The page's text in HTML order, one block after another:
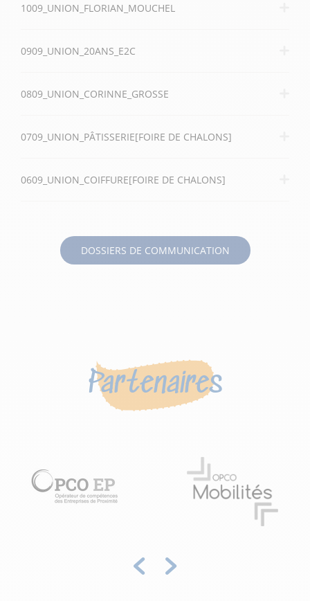
1009_UNION_FLORIAN_MOUCHEL
0909_UNION_20ANS_E2C
0809_UNION_CORINNE_GROSSE
0709_UNION_PÂTISSERIE[FOIRE DE CHALONS]
0609_UNION_COIFFURE[FOIRE DE CHALONS]
DOSSIERS DE COMMUNICATION
Partenaires
Précédent